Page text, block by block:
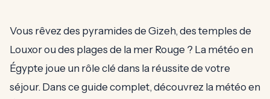
Vous rêvez des pyramides de Gizeh, des temples de
Louxor ou des plages de la mer Rouge ? La météo en
Égypte joue un rôle clé dans la réussite de votre
séjour. Dans ce guide complet, découvrez la météo en